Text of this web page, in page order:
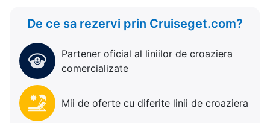
De ce sa rezervi prin Cruiseget.com?
Partener oficial al liniilor de croaziera
comercializate
Mii de oferte cu diferite linii de croaziera